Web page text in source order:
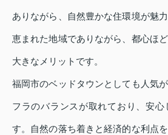
ありながら、自然豊かな住環境が魅
恵まれた地域でありながら、都心ほ
大きなメリットです。
福岡市のベッドタウンとしても人気
フラのバランスが取れており、安
す。自然の落ち着きと経済的な利点